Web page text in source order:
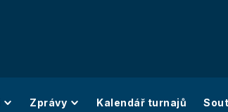
Zprávy Kalendář turnajů